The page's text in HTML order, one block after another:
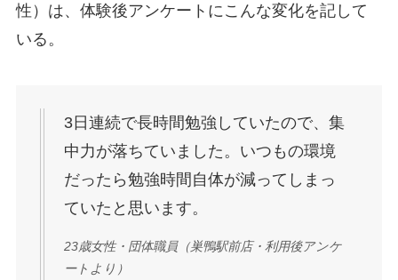
性）は、体験後アンケートにこんな変化を記して
いる。
3日連続で長時間勉強していたので、集
中力が落ちていました。いつもの環境
だったら勉強時間自体が減ってしまっ
ていたと思います。
23歳女性・団体職員（巣鴨駅前店・利用後アンケ
ートより）